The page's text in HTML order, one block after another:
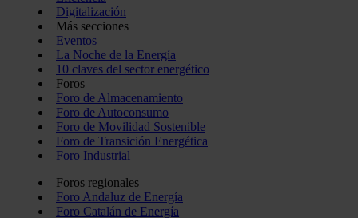
Digitalización
Más secciones
Eventos
La Noche de la Energía
10 claves del sector energético
Foros
Foro de Almacenamiento
Foro de Autoconsumo
Foro de Movilidad Sostenible
Foro de Transición Energética
Foro Industrial
Foros regionales
Foro Andaluz de Energía
Foro Catalán de Energía